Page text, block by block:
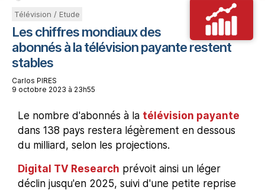
Télévision / Etude
Les chiffres mondiaux des
abonnés à la télévision payante restent
stables
Carlos PIRES
9 octobre 2023 à 23h55
Le nombre d'abonnés à la télévision payante
dans 138 pays restera légèrement en dessous
du milliard, selon les projections.
Digital TV Research prévoit ainsi un léger
déclin jusqu'en 2025, suivi d'une petite reprise